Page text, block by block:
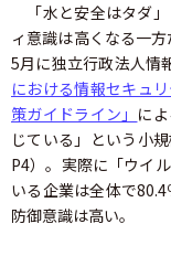
「水と安全はタダ
ィ意識は高くなる一
5月に独立行政法人情
における情報セキュ
策ガイドライン」 に
じている」という小
P4）。実際に「ウイ
いる企業は全体で
防御意識は高い。